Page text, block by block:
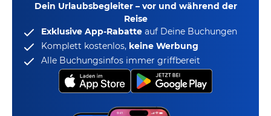
Dein Urlaubsbegleiter – vor und während der
Reise
Exklusive App-Rabatte auf Deine Buchungen
Komplett kostenlos, keine Werbung
Alle Buchungsinfos immer griffbereit